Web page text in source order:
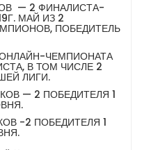
— 2 ФИНАЛИСТА-
МАЙ ИЗ 2
ПОБЕДИТЕЛЬ
ОНЛАЙН-ЧЕМПИОНАТА
В ТОМ ЧИСЛЕ 2
ЛИГИ.
— 2 ПОБЕДИТЕЛЯ 1
-2 ПОБЕДИТЕЛЯ 1